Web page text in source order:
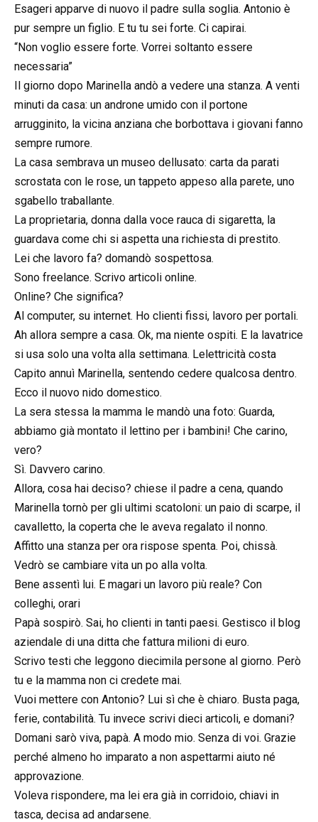
Esageri apparve di nuovo il padre sulla soglia. Antonio è
pur sempre un figlio. E tu tu sei forte. Ci capirai.
“Non voglio essere forte. Vorrei soltanto essere
necessaria”
Il giorno dopo Marinella andò a vedere una stanza. A venti
minuti da casa: un androne umido con il portone
arrugginito, la vicina anziana che borbottava i giovani fanno
sempre rumore.
La casa sembrava un museo dellusato: carta da parati
scrostata con le rose, un tappeto appeso alla parete, uno
sgabello traballante.
La proprietaria, donna dalla voce rauca di sigaretta, la
guardava come chi si aspetta una richiesta di prestito.
Lei che lavoro fa? domandò sospettosa.
Sono freelance. Scrivo articoli online.
Online? Che significa?
Al computer, su internet. Ho clienti fissi, lavoro per portali.
Ah allora sempre a casa. Ok, ma niente ospiti. E la lavatrice
si usa solo una volta alla settimana. Lelettricità costa
Capito annuì Marinella, sentendo cedere qualcosa dentro.
Ecco il nuovo nido domestico.
La sera stessa la mamma le mandò una foto: Guarda,
abbiamo già montato il lettino per i bambini! Che carino,
vero?
Sì. Davvero carino.
Allora, cosa hai deciso? chiese il padre a cena, quando
Marinella tornò per gli ultimi scatoloni: un paio di scarpe, il
cavalletto, la coperta che le aveva regalato il nonno.
Affitto una stanza per ora rispose spenta. Poi, chissà.
Vedrò se cambiare vita un po alla volta.
Bene assentì lui. E magari un lavoro più reale? Con
colleghi, orari
Papà sospirò. Sai, ho clienti in tanti paesi. Gestisco il blog
aziendale di una ditta che fattura milioni di euro.
Scrivo testi che leggono diecimila persone al giorno. Però
tu e la mamma non ci credete mai.
Vuoi mettere con Antonio? Lui sì che è chiaro. Busta paga,
ferie, contabilità. Tu invece scrivi dieci articoli, e domani?
Domani sarò viva, papà. A modo mio. Senza di voi. Grazie
perché almeno ho imparato a non aspettarmi aiuto né
approvazione.
Voleva rispondere, ma lei era già in corridoio, chiavi in
tasca, decisa ad andarsene.